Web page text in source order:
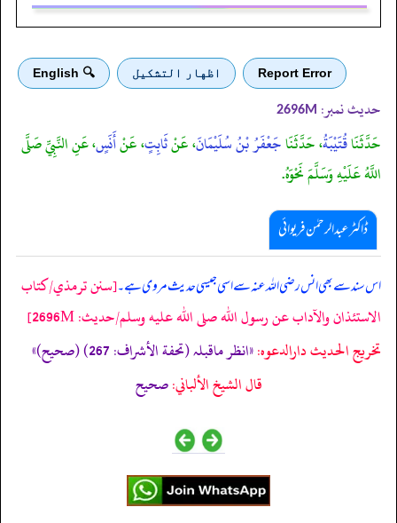
Report Error اظهار التشكيل 🔍 English
حدیث نمبر: 2696M
حَدَّثَنَاقُتَيْبَةُ، حَدَّثَنَاجَعْفَرُ بْنُ سُلَيْمَانَ، عَنْثَابِتٍ، عَنْأَنَسٍ، عَنِ النَّبِيِّ صَلَّى
اللَّهُ عَلَيْهِ وَسَلَّمَ نَحْوَهُ.
ڈاکٹر عبدالرحمٰن فریوائی
اس سند سے بھیانس رضی الله عنہ سے اسی جیسی حدیث مروی ہے۔[سنن ترمذي/كتاب
الاستئذان والآداب عن رسول الله صلى الله عليه وسلم/حدیث: 2696M]
تخریج الحدیث دارالدعوہ:«انظر ماقبلہ (تحفة الأشراف: 267) (صحیح)»
قال الشيخ الألباني:صحيح